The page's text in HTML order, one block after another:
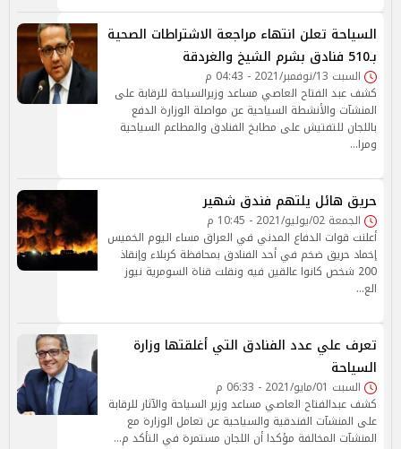
السياحة تعلن انتهاء مراجعة الاشتراطات الصحية
بـ510 فنادق بشرم الشيخ والغردقة
السبت 13/نوفمبر/2021 - 04:43 م
كشف عبد الفتاح العاصي مساعد وزيرالسياحة للرقابة على
المنشآت والأنشطة السياحية عن مواصلة الوزارة الدفع
باللجان للتفتيش على مطابخ الفنادق والمطاعم السياحية
ومرا…
حريق هائل يلتهم فندق شهير
الجمعة 02/يوليو/2021 - 10:45 م
أعلنت قوات الدفاع المدني في العراق مساء اليوم الخميس
إخماد حريق ضخم في أحد الفنادق بمحافظة كربلاء وإنقاذ
200 شخص كانوا عالقين فيه ونقلت قناة السومرية نيوز
الع…
تعرف علي عدد الفنادق التي أغلقتها وزارة
السياحة
السبت 01/مايو/2021 - 06:33 م
كشف عبدالفتاح العاصي مساعد وزير السياحة والآثار للرقابة
على المنشآت الفندقية والسياحية عن تعامل الوزارة مع
المنشآت المخالفة مؤكدا أن اللجان مستمرة في التأكد م…